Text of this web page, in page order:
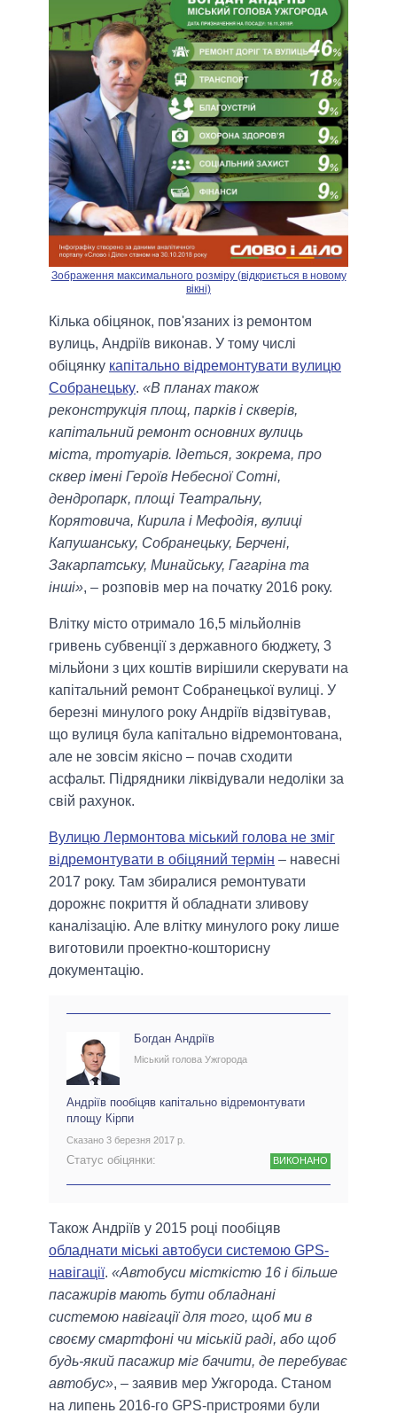
Зображення максимального розміру (відкриється в новому
вікні)
Кілька обіцянок, пов'язаних із ремонтом
вулиць, Андріїв виконав. У тому числі
обіцянку капітально відремонтувати вулицю
Собранецьку. «В планах також
реконструкція площ, парків і скверів,
капітальний ремонт основних вулиць
міста, тротуарів. Ідеться, зокрема, про
сквер імені Героїв Небесної Сотні,
дендропарк, площі Театральну,
Корятовича, Кирила і Мефодія, вулиці
Капушанську, Собранецьку, Берчені,
Закарпатську, Минайську, Гагаріна та
інші», – розповів мер на початку 2016 року.
Влітку місто отримало 16,5 мільйолнів
гривень субвенції з державного бюджету, 3
мільйони з цих коштів вирішили скерувати на
капітальний ремонт Собранецької вулиці. У
березні минулого року Андріїв відзвітував,
що вулиця була капітально відремонтована,
але не зовсім якісно – почав сходити
асфальт. Підрядники ліквідували недоліки за
свій рахунок.
Вулицю Лермонтова міський голова не зміг
відремонтувати в обіцяний термін – навесні
2017 року. Там збиралися ремонтувати
дорожнє покриття й обладнати зливову
каналізацію. Але влітку минулого року лише
виготовили проектно-кошторисну
документацію.
Богдан Андріїв
Міський голова Ужгорода
Андріїв пообіцяв капітально відремонтувати
площу Кірпи
Сказано 3 березня 2017 р.
Статус обіцянки: ВИКОНАНО
Також Андріїв у 2015 році пообіцяв
обладнати міські автобуси системою GPS-
навігації. «Автобуси місткістю 16 і більше
пасажирів мають бути обладнані
системою навігації для того, щоб ми в
своєму смартфоні чи міській раді, або щоб
будь-який пасажир міг бачити, де перебуває
автобус», – заявив мер Ужгорода. Станом
на липень 2016-го GPS-пристроями були